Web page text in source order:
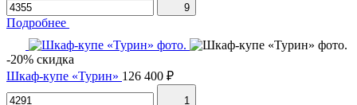
9
Подробнее
-20% скидка
Шкаф-купе «Турин» 126 400 ₽
1